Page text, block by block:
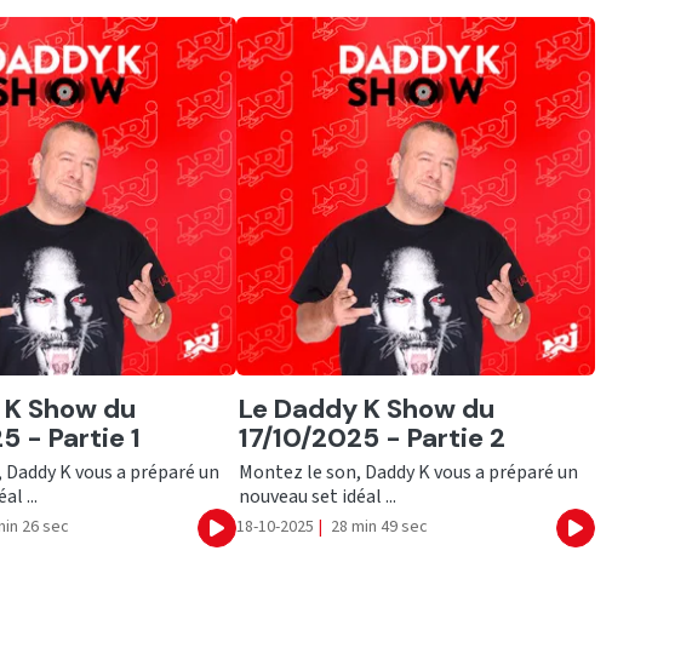
Show du
- Partie 1
K vous a préparé un
...
26 sec Ecouter
Ecouter
Le Daddy K Show du
17/10/2025 - Partie 2
Montez le son, Daddy K vous a préparé un
nouveau set idéal ...
18-10-2025 | 28 min 49 sec Ecouter